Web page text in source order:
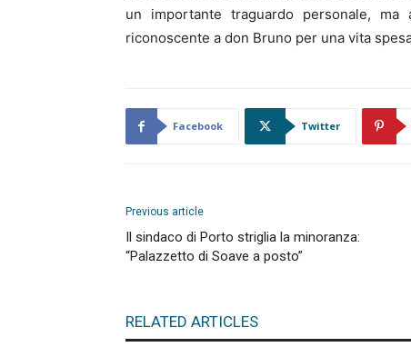
un importante traguardo personale, ma
riconoscente a don Bruno per una vita
Facebook Twitter
Previous article
Il sindaco di Porto striglia la minoranza:
“Palazzetto di Soave a posto”
RELATED ARTICLES